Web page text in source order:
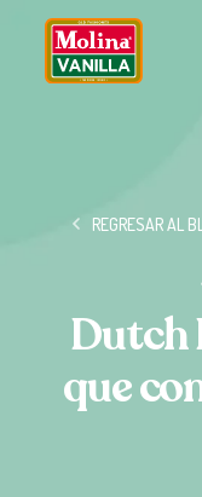
REGRESAR AL
Dutch
que